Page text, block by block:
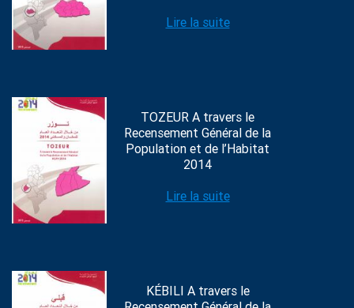
Lire la suite
TOZEUR A travers le
Recensement Général de la
Population et de l’Habitat
2014
Lire la suite
KÉBILI A travers le